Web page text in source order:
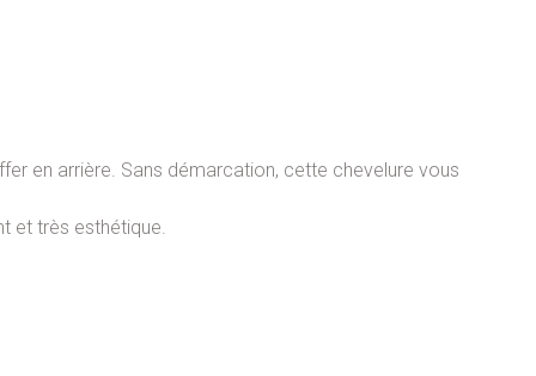
en arrière. Sans démarcation, cette chevelure vous
et très esthétique.